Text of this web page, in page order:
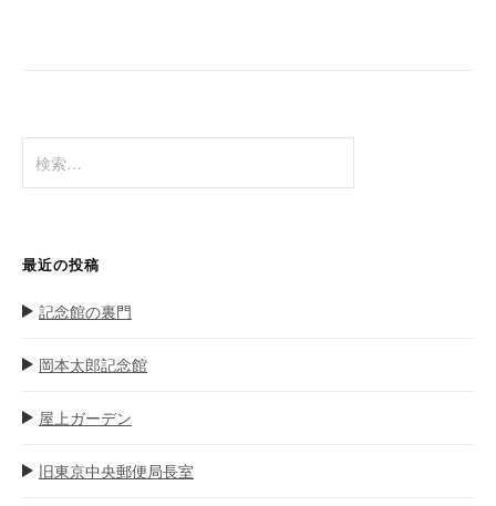
ゲ
ー
シ
ン
索
最近の投稿
記念館の裏門
岡本太郎記念館
屋上ガーデン
旧東京中央郵便局長室